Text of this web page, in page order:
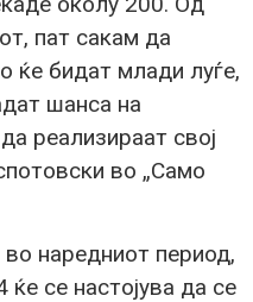
пат сакам да
ќе бидат млади луѓе,
шанса на
реализираат свој
во „Само
наредниот период,
се настојува да се